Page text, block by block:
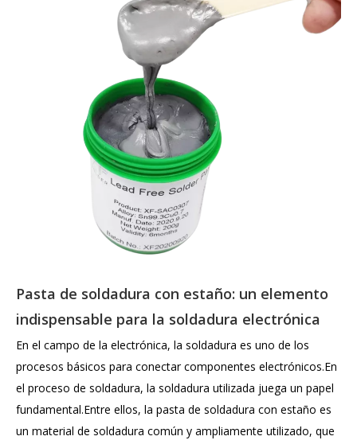
Pasta de soldadura con estaño: un elemento
indispensable para la soldadura electrónica
En el campo de la electrónica, la soldadura es uno de los
procesos básicos para conectar componentes electrónicos.En
el proceso de soldadura, la soldadura utilizada juega un papel
fundamental.Entre ellos, la pasta de soldadura con estaño es
un material de soldadura común y ampliamente utilizado, que